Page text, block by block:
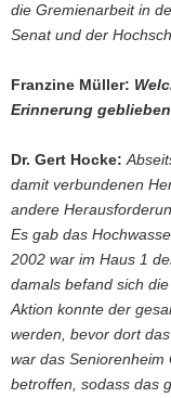
die Gremienarbeit in
Senat und der
Franzine Müller:
Erinnerung
Dr. Gert Hocke:
damit verbundenen
andere
Es gab das
2002 war im Haus 1
damals befand sich
Aktion konnte der
werden, bevor dort
war das Seniorenheim
betroffen, sodass das